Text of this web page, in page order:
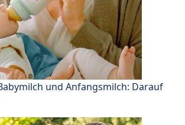
und Anfangsmilch: Darauf